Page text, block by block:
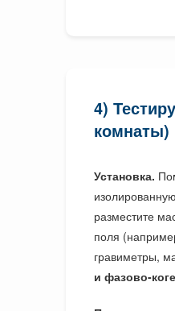
4)
комнаты)
Установка.
разместите
поля
гравиметры,
и фазово-